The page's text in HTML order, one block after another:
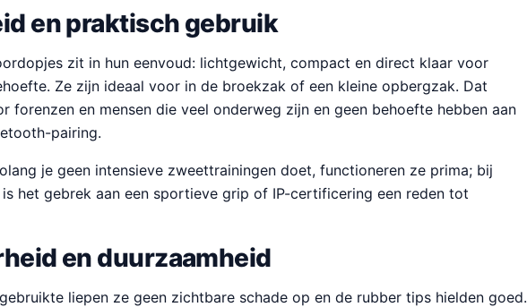
en praktisch gebruik
zit in hun eenvoud: lichtgewicht, compact en direct klaar voor
Ze zijn ideaal voor in de broekzak of een kleine opbergzak. Dat
forenzen en mensen die veel onderweg zijn en geen behoefte hebben aan
pairing.
je geen intensieve zweettrainingen doet, functioneren ze prima; bij
het gebrek aan een sportieve grip of IP-certificering een reden tot
en duurzaamheid
liepen ze geen zichtbare schade op en de rubber tips hielden goed.